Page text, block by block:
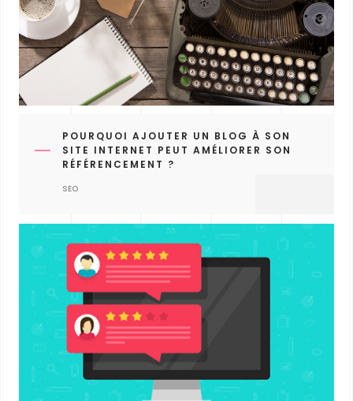
POURQUOI AJOUTER UN BLOG À SON
SITE INTERNET PEUT AMÉLIORER SON
RÉFÉRENCEMENT ?
SEO